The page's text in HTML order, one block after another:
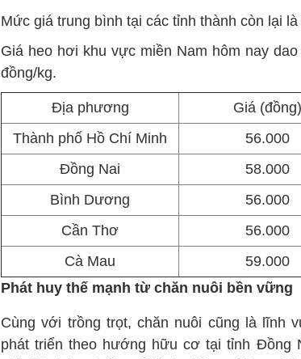
Mức giá trung bình tại các tỉnh thành còn lại
Giá heo hơi khu vực miền Nam hôm nay
đồng/kg.
Địa phương Giá (đồng)
Thành phố Hồ Chí Minh
56.000
Đồng Nai
58.000
Bình Dương
56.000
Cần Thơ
56.000
Cà Mau
59.000
Phát huy thế mạnh từ chăn nuôi bền vững
Cùng với trồng trọt, chăn nuôi cũng là lĩnh
phát triển theo hướng hữu cơ tại tỉnh Đồng